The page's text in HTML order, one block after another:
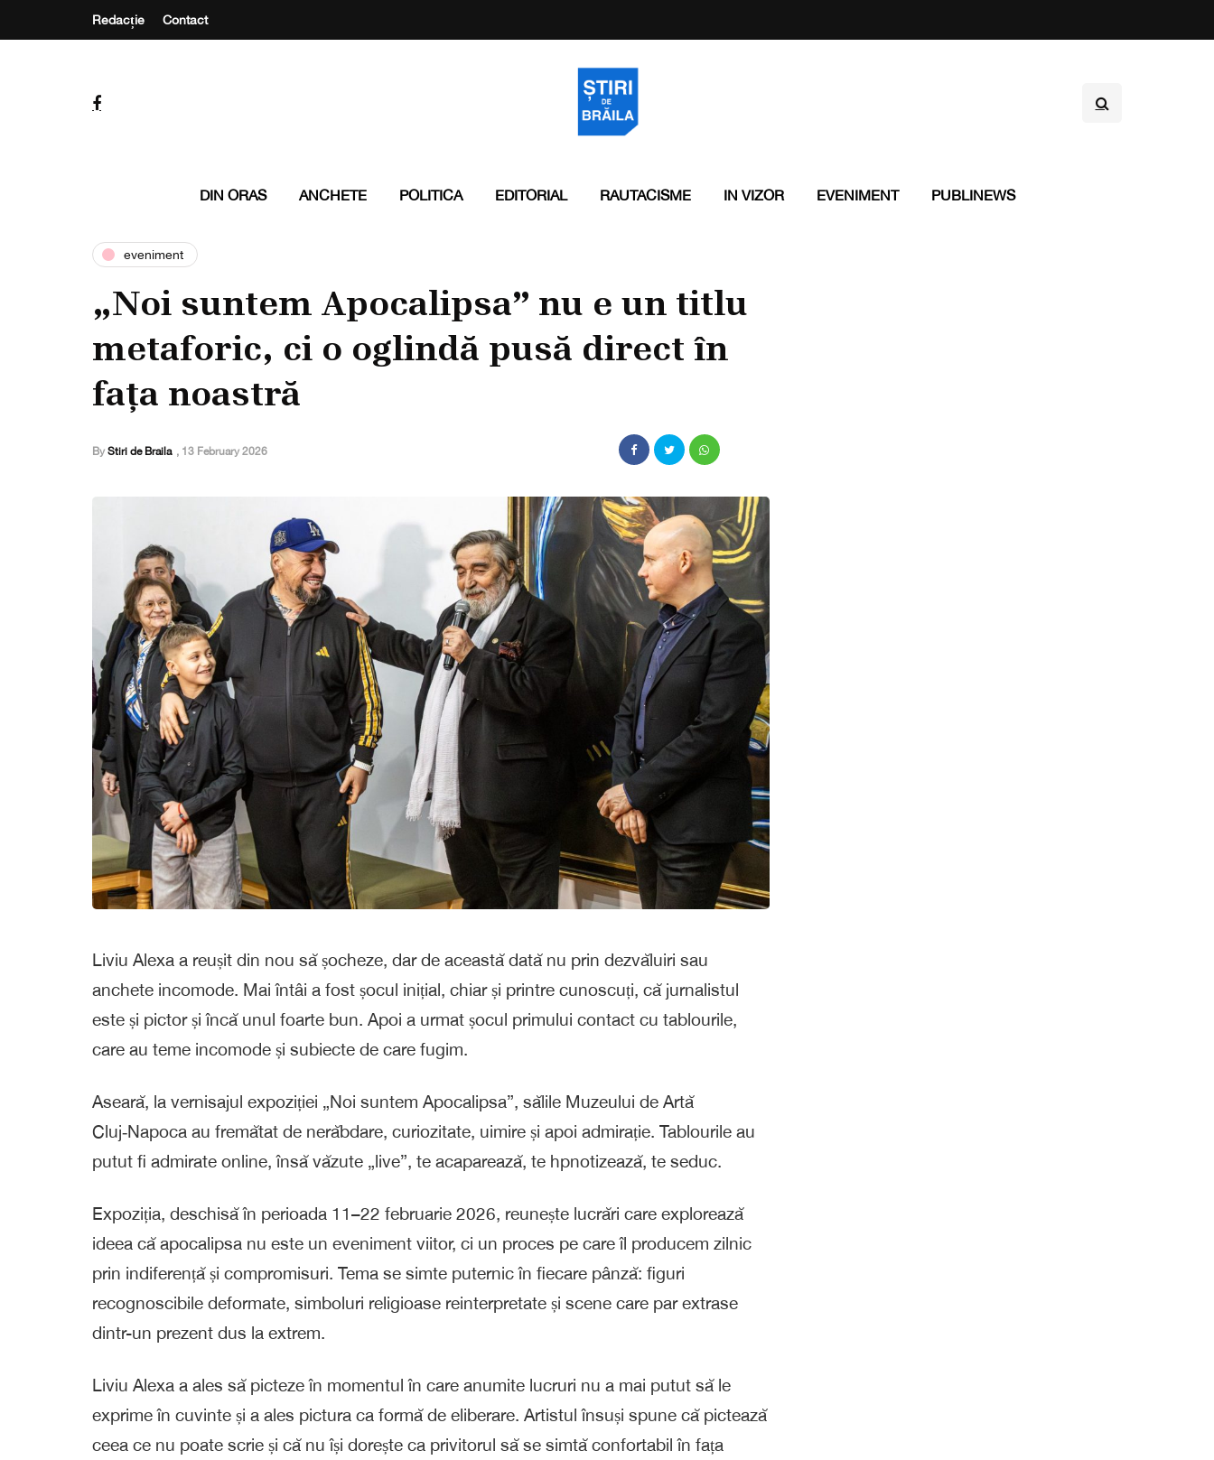
Redacție Contact
DIN ORAS ANCHETE POLITICA EDITORIAL RAUTACISME IN VIZOR EVENIMENT PUBLINEWS
eveniment
„Noi suntem Apocalipsa” nu e un titlu
metaforic, ci o oglindă pusă direct în
fața noastră
By Stiri de Braila , 13 February 2026
Liviu Alexa a reușit din nou să șocheze, dar de această dată nu prin dezvăluiri sau
anchete incomode. Mai întâi a fost șocul inițial, chiar și printre cunoscuți, că jurnalistul
este și pictor și încă unul foarte bun. Apoi a urmat șocul primului contact cu tablourile,
care au teme incomode și subiecte de care fugim.
Aseară, la vernisajul expoziției „Noi suntem Apocalipsa”, sălile Muzeului de Artă
Cluj‑Napoca au fremătat de nerăbdare, curiozitate, uimire și apoi admirație. Tablourile au
putut fi admirate online, însă văzute „live”, te acaparează, te hpnotizează, te seduc.
Expoziția, deschisă în perioada 11–22 februarie 2026, reunește lucrări care explorează
ideea că apocalipsa nu este un eveniment viitor, ci un proces pe care îl producem zilnic
prin indiferență și compromisuri. Tema se simte puternic în fiecare pânză: figuri
recognoscibile deformate, simboluri religioase reinterpretate și scene care par extrase
dintr-un prezent dus la extrem.
Liviu Alexa a ales să picteze în momentul în care anumite lucruri nu a mai putut să le
exprime în cuvinte și a ales pictura ca formă de eliberare. Artistul însuși spune că pictează
ceea ce nu poate scrie și că nu își dorește ca privitorul să se simtă confortabil în fața